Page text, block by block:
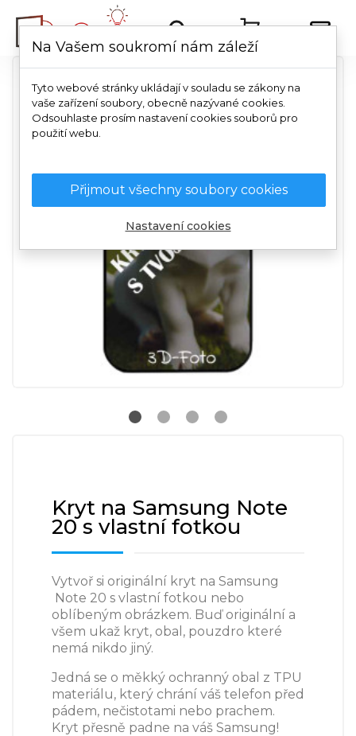
Kryt na Samsung Note
20 s vlastní fotkou
Vytvoř si originální kryt na Samsung
Note 20 s vlastní fotkou nebo
oblíbeným obrázkem. Buď originální a
všem ukaž kryt, obal, pouzdro které
nemá nikdo jiný.
Jedná se o měkký ochranný obal z TPU
materiálu, který chrání váš telefon před
pádem, nečistotami nebo prachem.
Kryt přesně padne na váš Samsung!
Na Vašem soukromí nám záleží
Tyto webové stránky ukládají v souladu se zákony na
vaše zařízení soubory, obecně nazývané cookies.
Odsouhlaste prosím nastavení cookies souborů pro
použití webu.
Přijmout všechny soubory cookies
Nastavení cookies